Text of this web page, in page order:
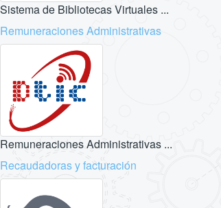
Sistema de Bibliotecas Virtuales ...
Remuneraciones Administrativas
Remuneraciones Administrativas ...
Recaudadoras y facturación